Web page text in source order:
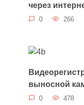
через
0 266
выносной
0 478